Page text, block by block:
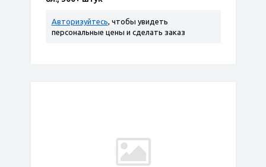
Авторизуйтесь, чтобы увидеть
персональные цены и сделать заказ